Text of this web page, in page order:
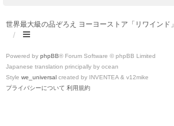
世界最大級の品ぞろえ ヨーヨーストア「リワインド」
Powered by phpBB® Forum Software © phpBB Limited
Japanese translation principally by ocean
Style we_universal created by INVENTEA & v12mike
プライバシーについて 利用規約